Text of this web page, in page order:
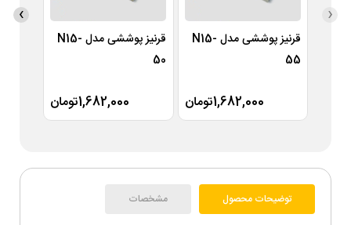
قرنیز پوششی مدل N15-
55
1,682,000تومان
قرنیز پوششی مدل N15-
50
1,682,000تومان
‹
›
توضیحات محصول مشخصات